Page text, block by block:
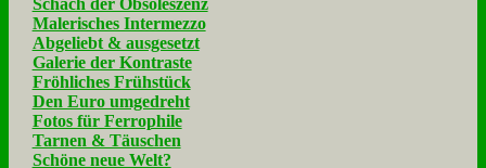
Malerisches Intermezzo
Abgeliebt & ausgesetzt
Galerie der Kontraste
Fröhliches Frühstück
Den Euro umgedreht
Fotos für Ferrophile
Tarnen & Täuschen
Schöne neue Welt?